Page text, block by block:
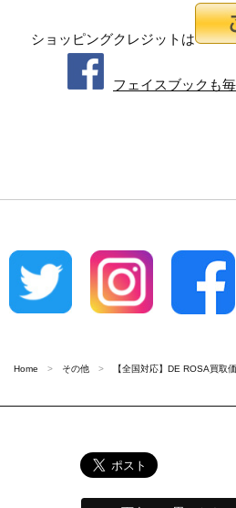
ショッピングクレジットは
フェイスブックも
Home その他 【全国対応】DE ROSA買取